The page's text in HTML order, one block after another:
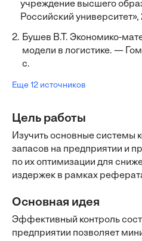
учреждение высшего
Российский
2. Бушев В.Т. Экономико-
модели в логистике. —
с.
Еще 12 источников
Цель работы
Изучить основные системы
запасов на предприятии и
по их оптимизации для
издержек в рамках
Основная идея
Эффективный контроль
предприятии позволяет